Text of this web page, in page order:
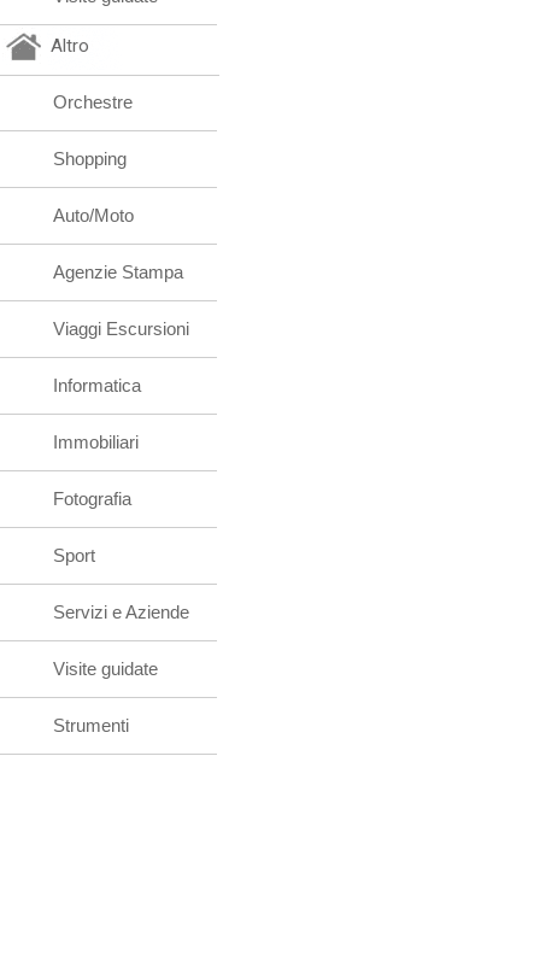
Altro
Orchestre
Shopping
Auto/Moto
Agenzie Stampa
Viaggi Escursioni
Informatica
Immobiliari
Fotografia
Sport
Servizi e Aziende
Visite guidate
Strumenti